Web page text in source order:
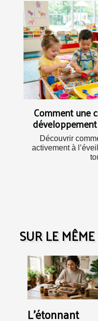
Comment une
Découvrir
activement à
SUR LE MÊME
L’étonnant